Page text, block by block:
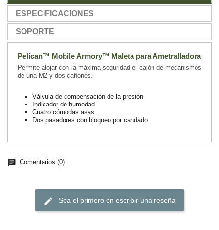
ESPECIFICACIONES
SOPORTE
Pelican™ Mobile Armory™ Maleta para Ametralladora
Permite alojar con la máxima seguridad el cajón de mecanismos
de una M2 y dos cañones.
Válvula de compensación de la presión
Indicador de humedad
Cuatro cómodas asas
Dos pasadores con bloqueo por candado
chat Comentarios (0)
edit Sea el primero en escribir una reseña